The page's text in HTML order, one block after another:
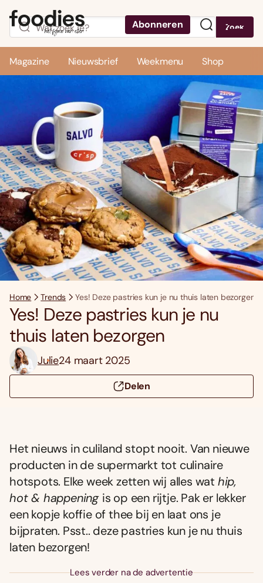
Abonneren Zoek
Magazine Nieuwsbrief Weekmenu Shop
Home Trends Yes! Deze pastries kun je nu thuis laten bezorgen
Yes! Deze pastries kun je nu
thuis laten bezorgen
Julie24 maart 2025
Delen
Het nieuws in culiland stopt nooit. Van nieuwe
producten in de supermarkt tot culinaire
hotspots. Elke week zetten wij alles wat hip,
hot & happening is op een rijtje. Pak er lekker
een kopje koffie of thee bij en laat ons je
bijpraten. Psst.. deze pastries kun je nu thuis
laten bezorgen!
Lees verder na de advertentie